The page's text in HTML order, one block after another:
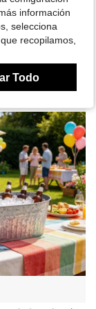
acolchado multicapa reforzado, bañera plegable para adultos
información
selecciona
recopilamos,
Todo